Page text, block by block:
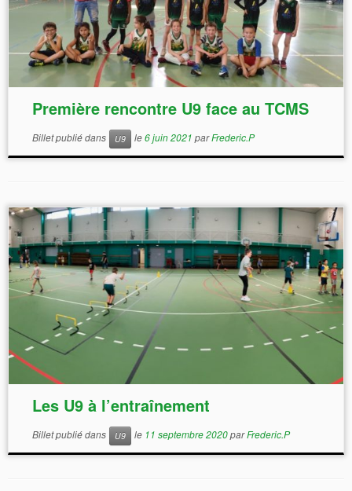
Première rencontre U9 face au TCMS
Billet publié dans U9 le6 juin 2021 parFrederic.P
Les U9 à l’entraînement
Billet publié dans U9 le 11 septembre 2020parFrederic.P